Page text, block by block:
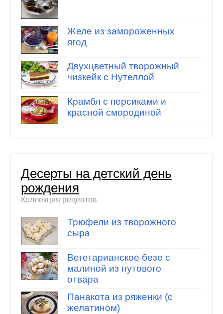
Желе из замороженных
ягод
Двухцветный творожный
чизкейк с Нутеллой
Крамбл с персиками и
красной смородиной
Десерты на детский день
рождения
Коллекция рецептов
Трюфели из творожного
сыра
Вегетарианское безе с
малиной из нутового
отвара
Панакота из ряженки (с
желатином)